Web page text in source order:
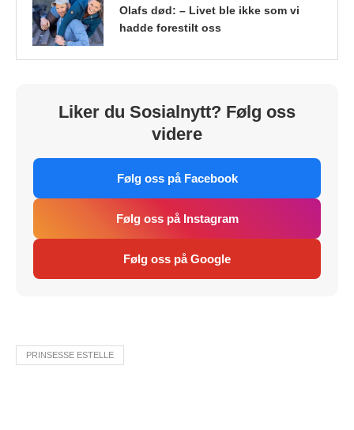
Olafs død: – Livet ble ikke som vi
hadde forestilt oss
Liker du Sosialnytt? Følg oss
videre
Følg oss på Facebook
Følg oss på Instagram
Følg oss på Google
PRINSESSE ESTELLE